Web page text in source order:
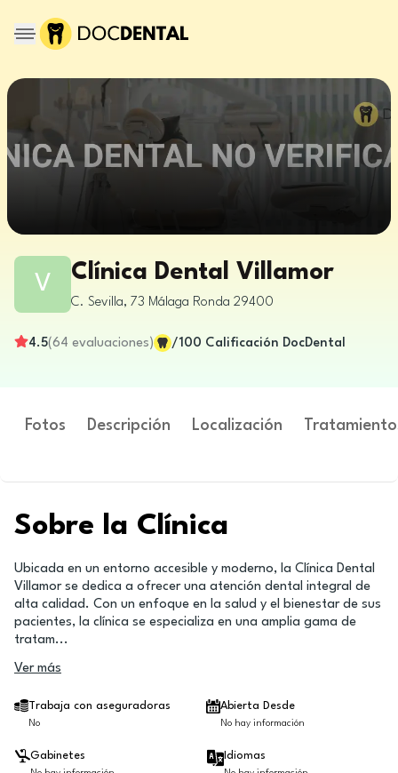
V Clínica Dental Villamor
C. Sevilla, 73 Málaga Ronda 29400
4.5(64 evaluaciones) /100 Calificación DocDental
Fotos Descripción Localización
Sobre la Clínica
Ubicada en un entorno accesible y moderno, la Clínica Dental
Villamor se dedica a ofrecer una atención dental integral de
alta calidad. Con un enfoque en la salud y el bienestar de sus
pacientes, la clínica se especializa en una amplia gama de
tratam...
Ver más
Trabaja con aseguradoras
No
Abierta Desde
No hay información
Gabinetes Idiomas